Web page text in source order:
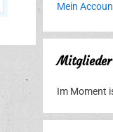
Mein
Im Moment